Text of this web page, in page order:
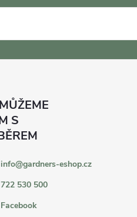
info@gardners-eshop.cz
722 530 500
Facebook